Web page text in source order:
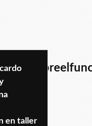
en taller